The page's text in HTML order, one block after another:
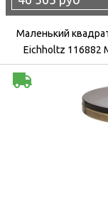
Маленький
Eichholtz 116882